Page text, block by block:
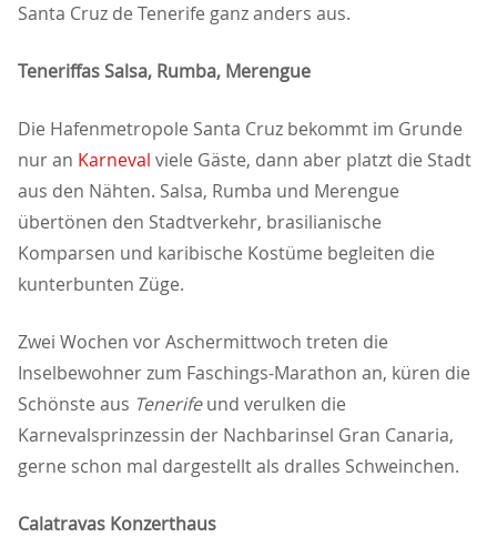
Santa Cruz de Tenerife ganz anders aus.
Teneriffas Salsa, Rumba, Merengue
Die Hafenmetropole Santa Cruz bekommt im Grunde
nur an Karneval viele Gäste, dann aber platzt die Stadt
aus den Nähten. Salsa, Rumba und Merengue
übertönen den Stadtverkehr, brasilianische
Komparsen und karibische Kostüme begleiten die
kunterbunten Züge.
Zwei Wochen vor Aschermittwoch treten die
Inselbewohner zum Faschings-Marathon an, küren die
Schönste aus Tenerifeund verulken die
Karnevalsprinzessin der Nachbarinsel Gran Canaria,
gerne schon mal dargestellt als dralles Schweinchen.
Calatravas Konzerthaus